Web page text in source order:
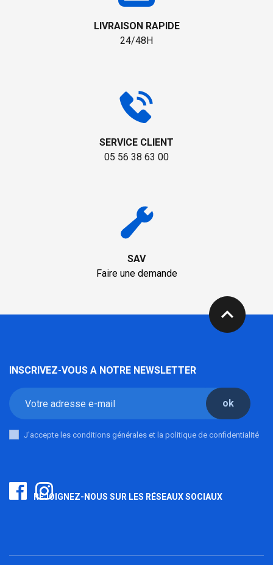
LIVRAISON RAPIDE
24/48H
SERVICE CLIENT
05 56 38 63 00
SAV
Faire une demande
expand_less
INSCRIVEZ-VOUS A NOTRE NEWSLETTER
ok
J'accepte les conditions générales et la politique de confidentialité
REJOIGNEZ-NOUS SUR LES RÉSEAUX SOCIAUX